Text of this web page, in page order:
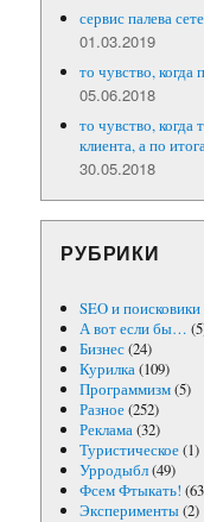
сервис палева
01.03.2019
то чувство,
05.06.2018
то чувство, когда
клиента, а по
30.05.2018
РУБРИКИ
SEO и поисковики
А вот если бы…
Бизнес(24)
Курилка(109)
Программизм(5)
Разное(252)
Реклама(32)
Туристическое(1)
Урродыбл(49)
Фсем Фтыкать!
Эксперименты(2)